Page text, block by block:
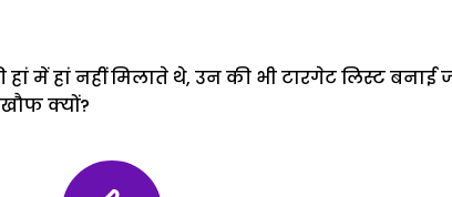
में हां नहीं मिलाते थे, उन की भी टारगेट लिस्ट बनाई
क्यों?